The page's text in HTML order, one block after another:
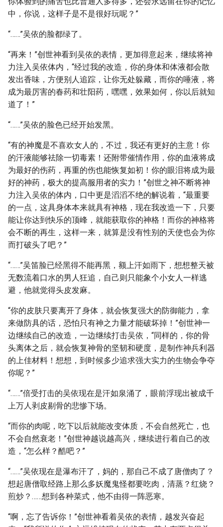
中，你说，这样子是不是很好玩呢？”
“……”吴依的脸都绿了。
“再来！”创世神看到吴依的表情，更加得意起来，继续将神
力注入吴依体内，“经过我的改造，你的身体和体液都会散
发出香味，方便别人追踪，让你无处躲藏，而你的唾液，将
成为最厉害的春药和壮阳药，嘿嘿，效果如何，你以后就知
道了！”
“……”吴依的脸色已经开始发黑。
“有的神魔是不喜欢女人的，不过，我还有更好的主意！你
的汗液能够祛除一切毒素！还附带催情作用，你的血液将成
为最好的伤药，再重的伤也能恢复如初！你的眼泪将成为最
好的神药，极大的提高服用者的实力！”创世之神不断将神
力注入吴依的体内，口中更是滔滔不绝的解说着，“最重要
的一点，这具身体本来就具有神格，现在我改造一下，只要
能让你达到快乐的顶峰，就能获取你的神格！而你的神格将
会不断的再生，这样一来，就算是没有性别的天使也会为你
而打破头了吧？”
“……”吴笛脸已经黑得不能再黑，额上汗如雨下，想想整天被
无数流着口水的男人狂追，自己则只能象个小女人一样逃
避，他就觉得头皮发麻。
“你的皮肤只要离开了身体，就会恢复强大的防御能力，拿
来做防具的话，恐怕只有神之力量才能破坏掉！”创世神一
边继续自己的改造，一边继续打击吴依，“同样的，你的骨
头离体之后，就会恢复神骨的坚韧和硬度，是制作神兵利器
的上佳材料！想想，到时候多少追求强大实力的生物会争夺
你呢？”
“……”倍受打击的吴依现在是汗如泉涌了，眼前浮现出被成千
上万人剥皮剔骨的悲惨下场。
“而你的肉呢，吃下以后就能改变体质，不会自然死亡，也
不会自然衰老！”创世神越说越高兴，继续进行着自己的改
造，“怎么样？酷吧？”
“……”吴依现在是瀑布汗了，妈的，那自己不成了唐僧肉了？
想起唐僧取经路上那么多妖魔鬼怪都要吃肉，清蒸？红烧？
煎炒？……想到各种菜式，他不由得一阵恶寒。
“啊，忘了告诉你！”创世神看着吴依的表情，越发兴奋起